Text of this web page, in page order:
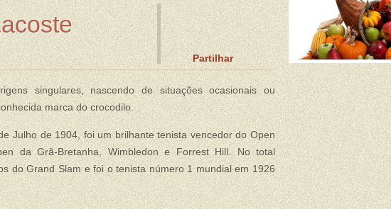
Partilhar
singulares, nascendo de situações ocasionais ou
marca do crocodilo.
Julho de 1904, foi um brilhante tenista vencedor do Open
da Grã-Bretanha, Wimbledon e Forrest Hill. No total
do Grand Slam e foi o tenista número 1 mundial em 1926